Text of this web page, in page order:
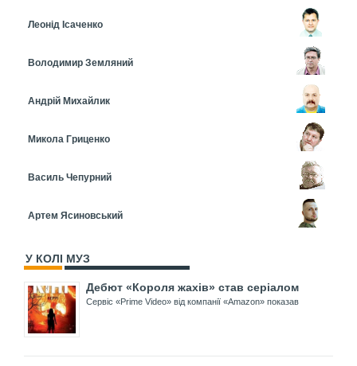
Леонід Ісаченко
Володимир Земляний
Андрій Михайлик
Микола Гриценко
Василь Чепурний
Артем Ясиновський
У КОЛІ МУЗ
Дебют «Короля жахів» став серіалом
Сервіс «Prime Video» від компанії «Amazon» показав